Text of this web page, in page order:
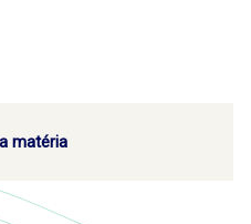
matéria